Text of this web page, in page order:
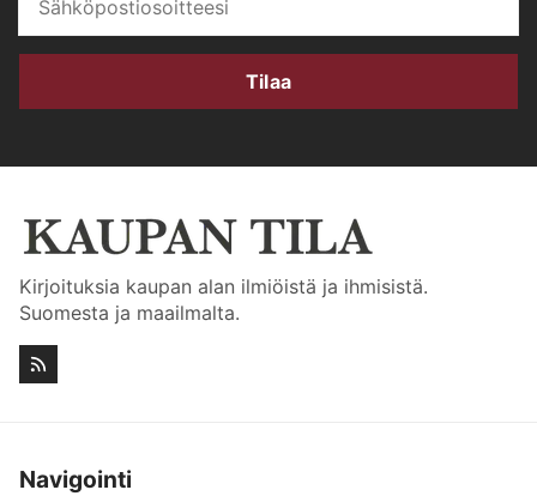
Tilaa
Kirjoituksia kaupan alan ilmiöistä ja ihmisistä.
Suomesta ja maailmalta.
Navigointi